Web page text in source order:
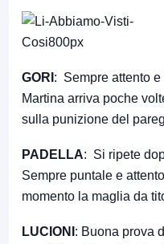
GORI : Sempre attento e
Martina arriva poche
sulla punizione del
PADELLA: Si ripete
Sempre puntale e
momento la maglia da
LUCIONI : Buona prova